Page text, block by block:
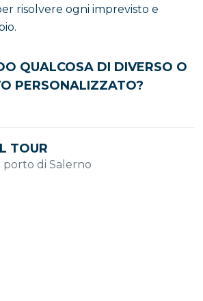
risolvere ogni imprevisto e
QUALCOSA DI DIVERSO O
PERSONALIZZATO?
TOUR
di Salerno